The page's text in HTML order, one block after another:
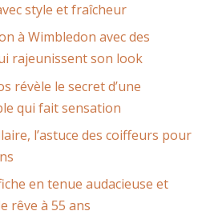
style et fraîcheur
à Wimbledon avec des
rajeunissent son look
révèle le secret d’une
qui fait sensation
l’astuce des coiffeurs pour
en tenue audacieuse et
rêve à 55 ans